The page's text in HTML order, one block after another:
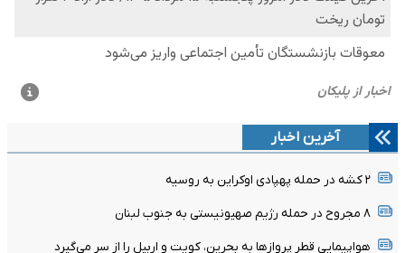
آخرین اخبار
۲ کشه در حمله پهپادی اوکراین به روسیه
۸ مجروح در حمله رژیم صهیونیستی به جنوب لبنان
هواپیمایی قطر پروازها به بحرین، کویت و اربیل را از سر می‌گیرد